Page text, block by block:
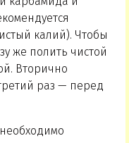
калий). Чтобы
же полить чистой
Вторично
раз — перед